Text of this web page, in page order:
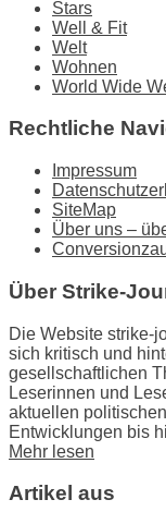
Stars
Well & Fit
Welt
Wohnen
World Wide
Rechtliche
Impressum
SiteMap
Über uns –
Über Strike-
Die Website strike-
sich kritisch und
gesellschaftlichen
Leserinnen und
aktuellen
Entwicklungen bis
Mehr lesen
Artikel aus